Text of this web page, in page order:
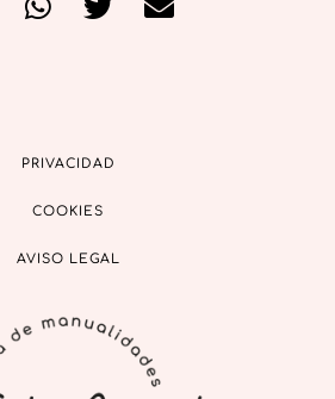
PRIVACIDAD
COOKIES
AVISO LEGAL